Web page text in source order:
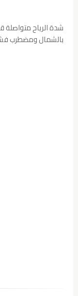
شدة الرياح متواصلة
بالشمال ومضطرب